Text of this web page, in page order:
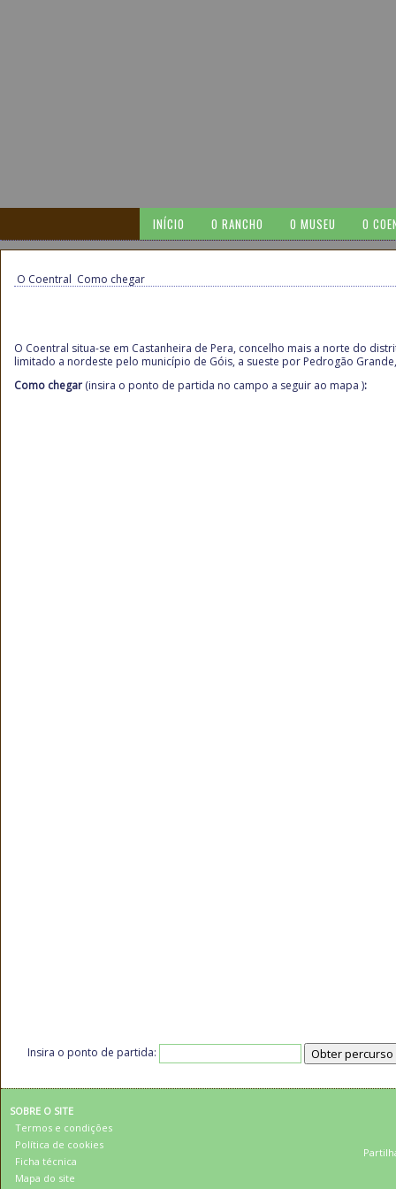
INÍCIO O RANCHO O MUSEU O
O Coentral Como chegar
O Coentral situa-se em Castanheira de Pera, concelho mais a norte do
limitado a nordeste pelo município de Góis, a sueste por Pedrogão
Como chegar (insira o ponto de partida no campo a seguir ao mapa ):
Insira o ponto de partida:
SOBRE O SITE
Termos e condições
Política de cookies
Ficha técnica
Mapa do site